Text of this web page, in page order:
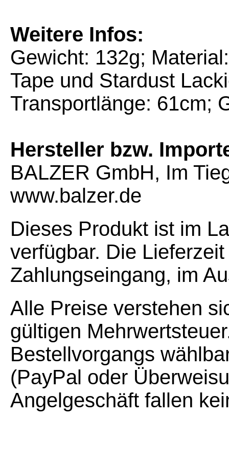
Weitere Infos:
Gewicht: 132g;
Tape und Stardust
Transportlänge: 61cm;
Hersteller bzw.
BALZER GmbH, Im
www.balzer.de
Dieses Produkt ist im
verfügbar. Die
Zahlungseingang, im
Alle Preise verstehen
gültigen
Bestellvorgangs
(PayPal oder
Angelgeschäft fallen